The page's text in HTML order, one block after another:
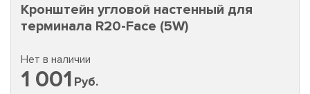
Кронштейн угловой настенный для
терминала R20-Face (5W)
Нет в наличии
1 001 Руб.